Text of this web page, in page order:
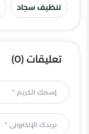
تنظيف سجاد
تعليقات (0)